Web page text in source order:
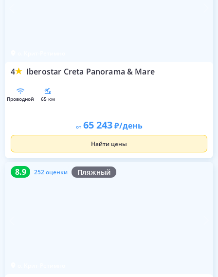
4 Iberostar Creta Panorama & Mare
проводной 65 км
от 65 243 /день
Найти цены
8.9 252 оценки Пляжный
8.9 252 оценки